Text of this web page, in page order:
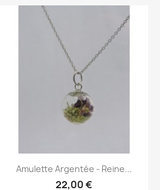
Aperçu rapide
Amulette Argentée - Reine...
22,00 €